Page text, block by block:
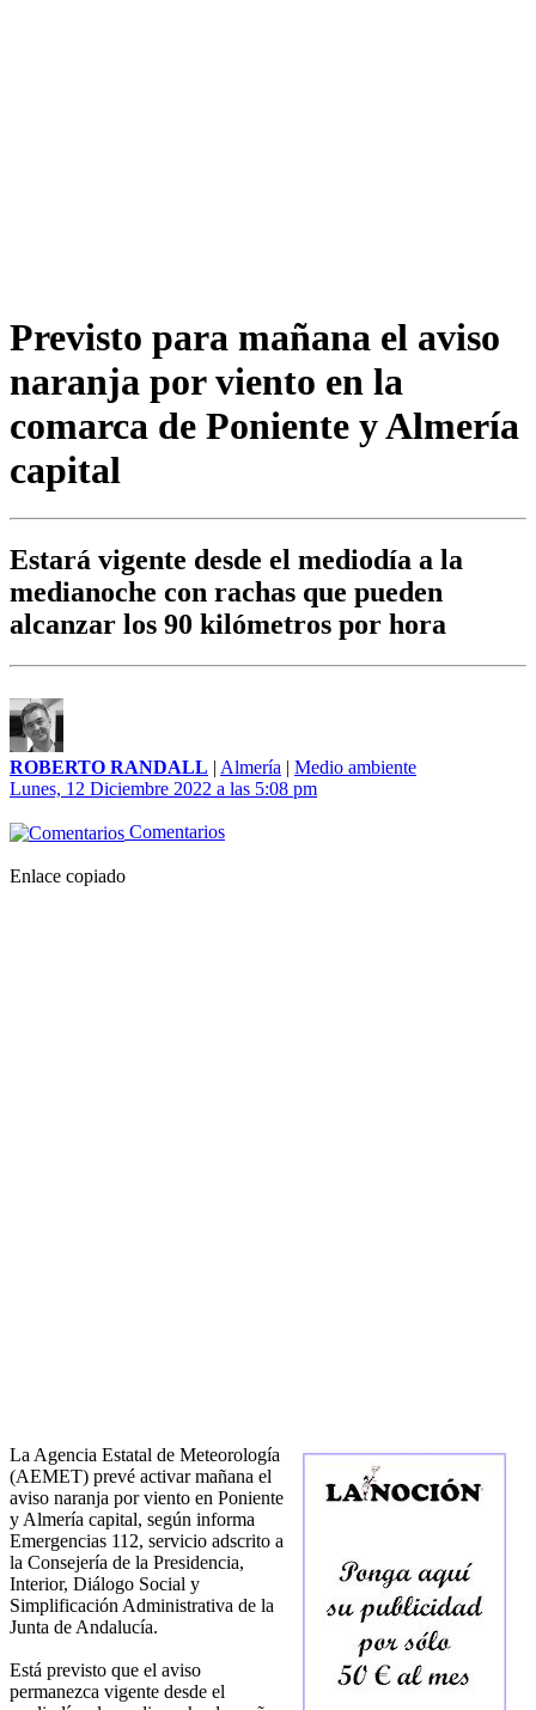
Previsto para mañana el aviso
naranja por viento en la
comarca de Poniente y Almería
capital
Estará vigente desde el mediodía a la
medianoche con rachas que pueden
alcanzar los 90 kilómetros por hora
ROBERTO RANDALL | Almería | Medio ambiente
Lunes, 12 Diciembre 2022 a las 5:08 pm
Comentarios
Enlace copiado
La Agencia Estatal de Meteorología
(AEMET) prevé activar mañana el
aviso naranja por viento en Poniente
y Almería capital, según informa
Emergencias 112, servicio adscrito a
la Consejería de la Presidencia,
Interior, Diálogo Social y
Simplificación Administrativa de la
Junta de Andalucía.
Está previsto que el aviso
permanezca vigente desde el